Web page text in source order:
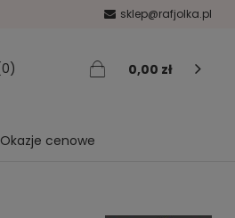
sklep@rafjolka.pl
0 0,00 zł
Okazje cenowe